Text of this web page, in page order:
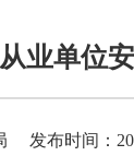
业单位
发布时间：